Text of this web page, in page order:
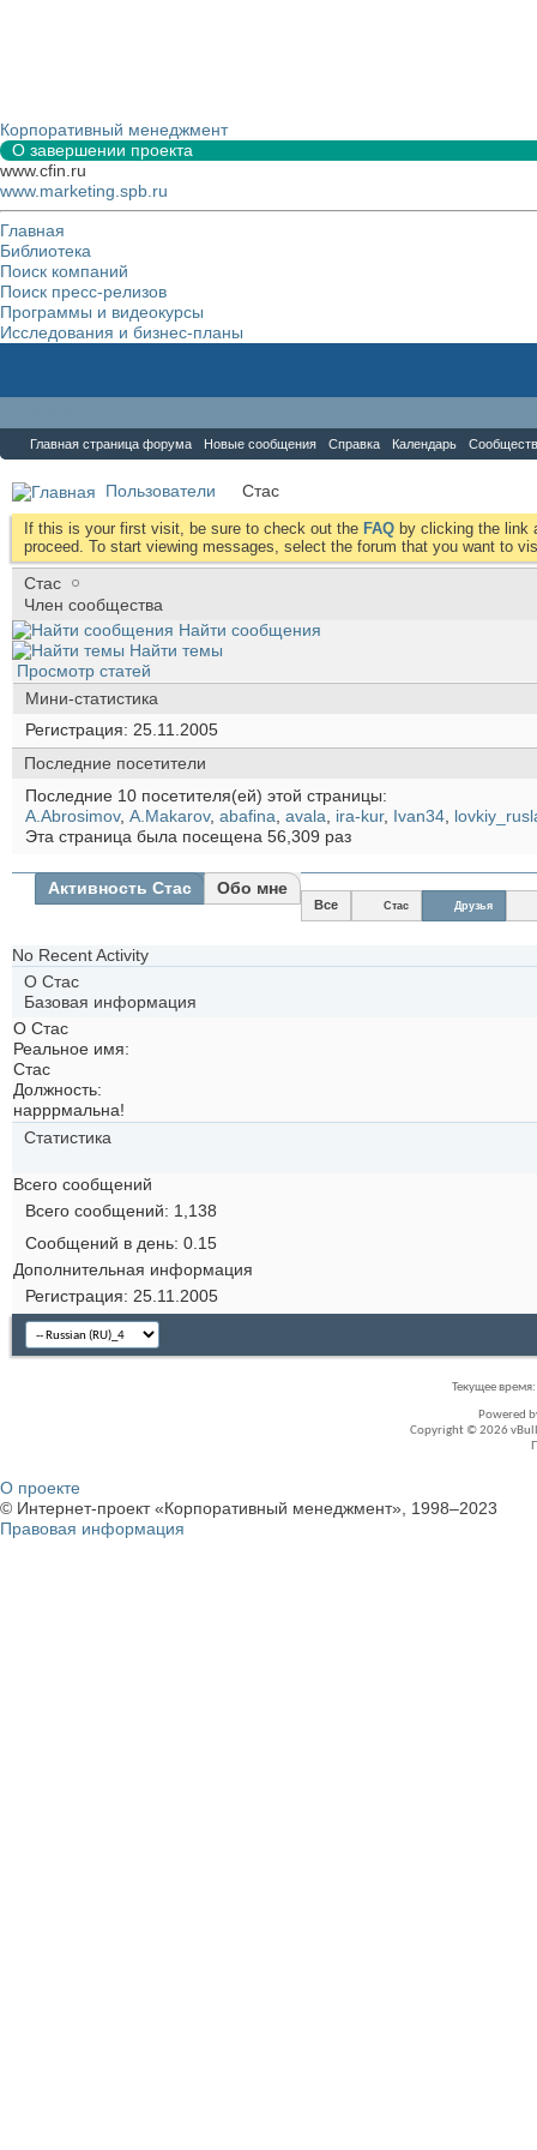
Корпоративный менеджмент
О завершении проекта
www.cfin.ru
www.marketing.spb.ru
Главная
Библиотека
Поиск компаний
Поиск пресс-релизов
Программы и видеокурсы
Исследования и бизнес-планы
Главная страница форума Новые сообщения Справка Календарь
Пользователи Стас
If this is your first visit, be sure to check out the FAQ by clicking the link
proceed. To start viewing messages, select the forum that you want to
Стас
Член сообщества
Найти сообщения
Найти темы
Просмотр статей
Мини-статистика
Регистрация 25.11.2005
Последние посетители
Последние 10 посетителя(ей) этой страницы:
A.Abrosimov, A.Makarov, abafina, avala, ira-kur, Ivan34,
Эта страница была посещена 56,309 раз
Активность Стас Обо мне
Все Стас Друзья
No Recent Activity
О Стас
Базовая информация
О Стас
Реальное имя:
Стас
Должность:
нарррмальна!
Статистика
Всего сообщений
Всего сообщений
1,138
Сообщений в день 0.15
Дополнительная информация
Регистрация 25.11.2005
Текущее время:
Powered
Copyright © 2026
О проекте
© Интернет-проект «Корпоративный менеджмент», 1998–2023
Правовая информация